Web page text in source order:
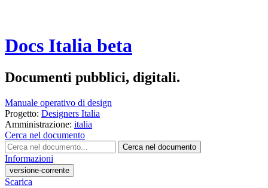
Docs Italia beta
Documenti pubblici, digitali.
Manuale operativo di design
Progetto: Designers Italia
Amministrazione: italia
Cerca nel documento
Cerca nel documento
Informazioni
versione-corrente
Scarica